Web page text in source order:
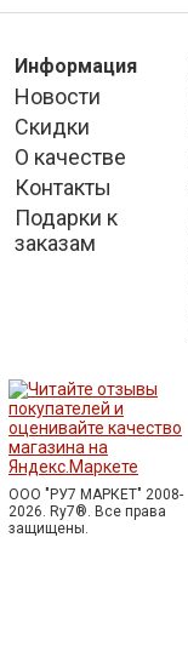
Информация
Новости
Скидки
О качестве
Контакты
Подарки к
заказам
ООО "РУ7 МАРКЕТ" 2008-
2026. Ry7®. Все права
защищены.